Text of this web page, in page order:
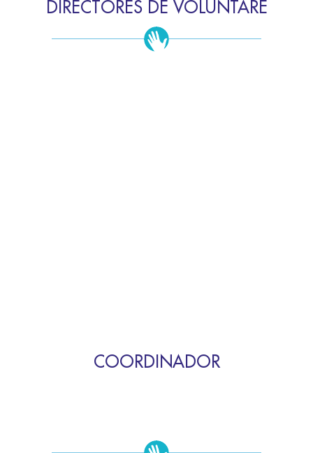
DIRECTORES DE VOLUNTARE
COORDINADOR